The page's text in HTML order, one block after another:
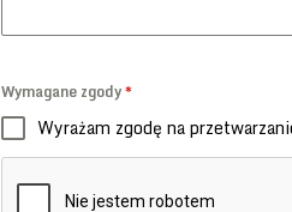
Wymagane zgody*
Wyrażam zgodę na